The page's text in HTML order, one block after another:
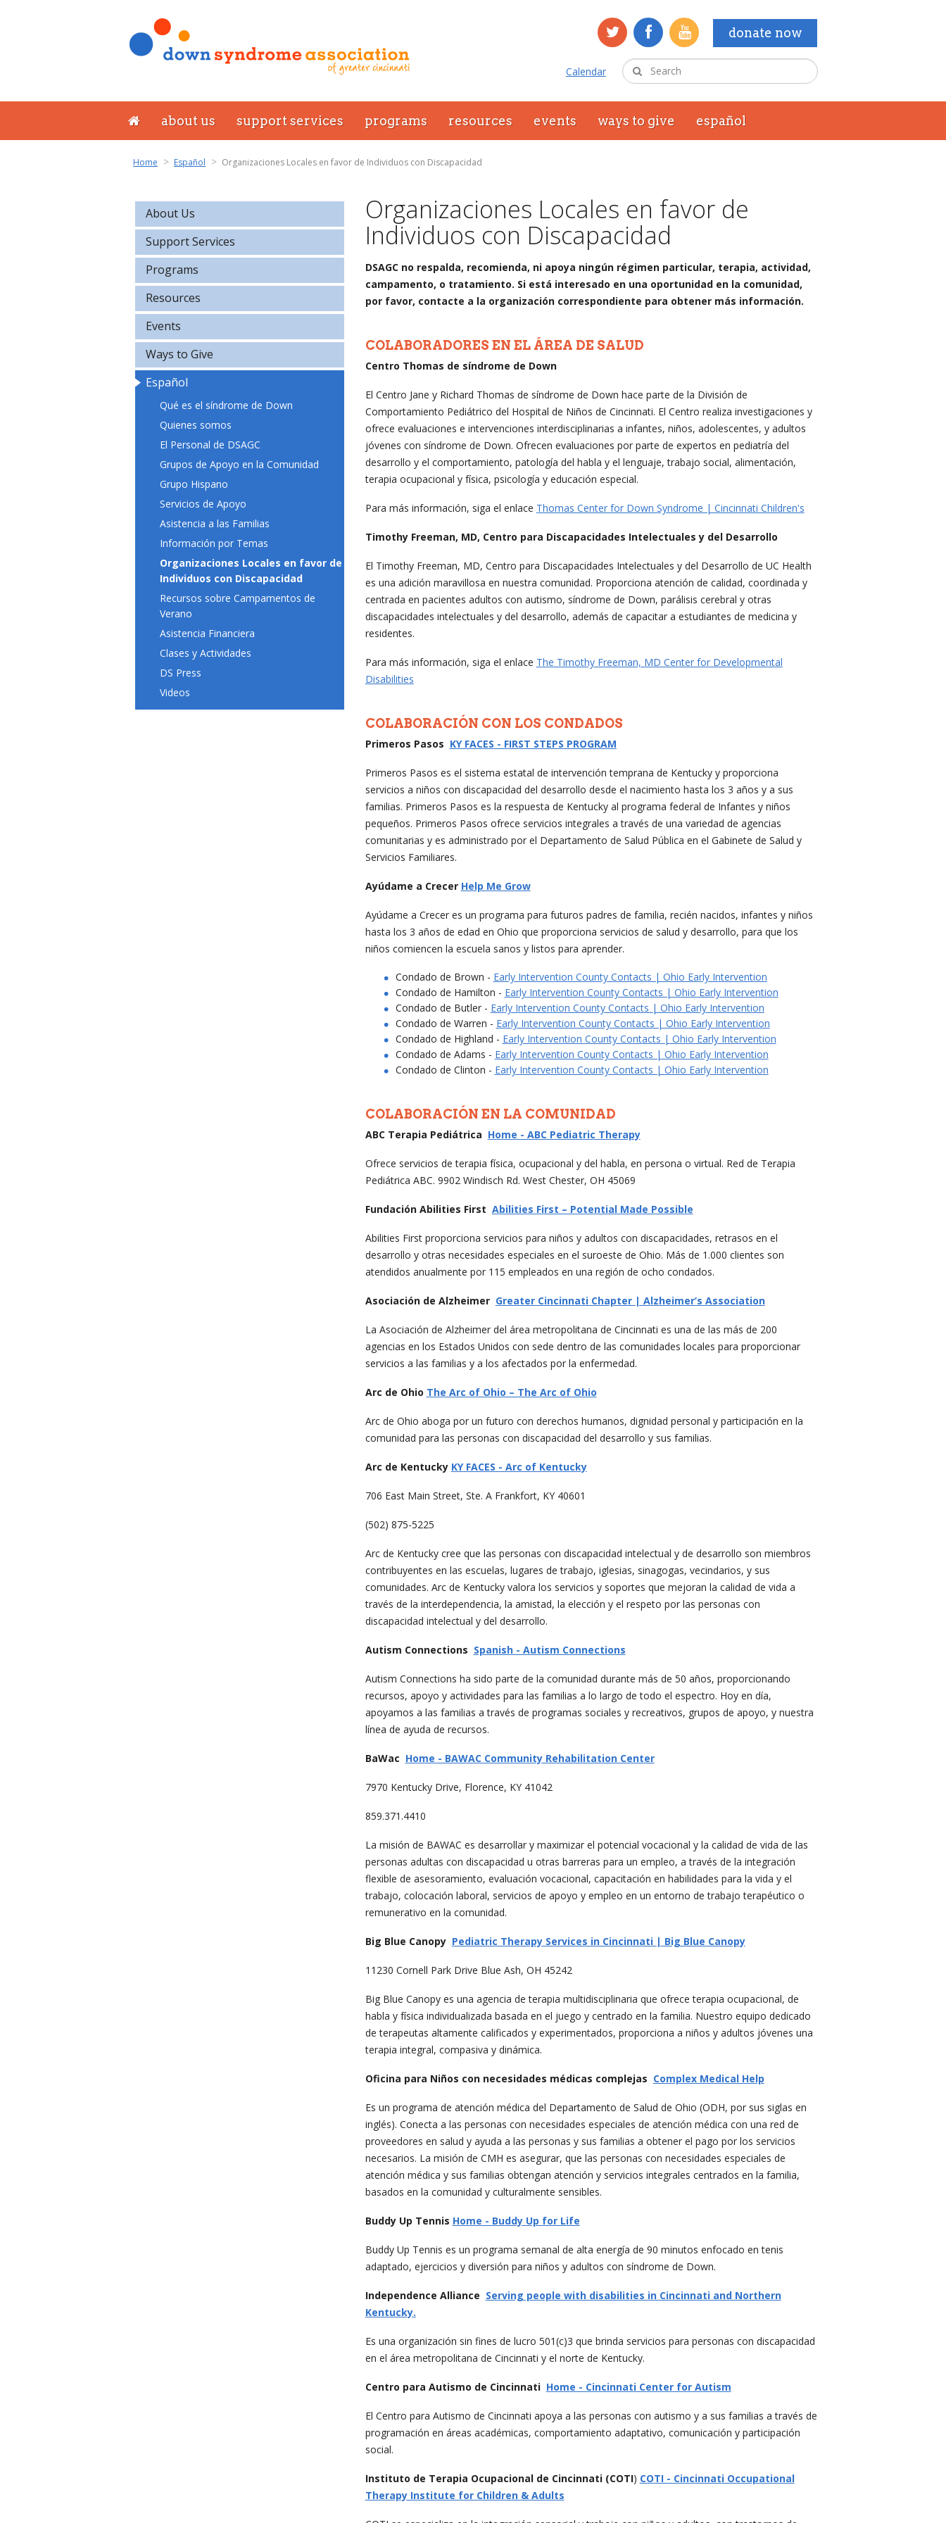
donate now
Calendar
about us support services programs resources events ways to give español
Home Español Organizaciones Locales en favor de Individuos con Discapacidad
Organizaciones Locales en favor de
Individuos con Discapacidad
DSAGC no respalda, recomienda, ni apoya ningún régimen particular, terapia, actividad,
campamento, o tratamiento. Si está interesado en una oportunidad en la comunidad,
por favor, contacte a la organización correspondiente para obtener más información.
COLABORADORES EN EL ÁREA DE SALUD
Centro Thomas de síndrome de Down
El Centro Jane y Richard Thomas de síndrome de Down hace parte de la División de
Comportamiento Pediátrico del Hospital de Niños de Cincinnati. El Centro realiza investigaciones y
ofrece evaluaciones e intervenciones interdisciplinarias a infantes, niños, adolescentes, y adultos
jóvenes con síndrome de Down. Ofrecen evaluaciones por parte de expertos en pediatría del
desarrollo y el comportamiento, patología del habla y el lenguaje, trabajo social, alimentación,
terapia ocupacional y física, psicología y educación especial.
Para más información, siga el enlace Thomas Center for Down Syndrome | Cincinnati Children's
Timothy Freeman, MD, Centro para Discapacidades Intelectuales y del Desarrollo
El Timothy Freeman, MD, Centro para Discapacidades Intelectuales y del Desarrollo de UC Health
es una adición maravillosa en nuestra comunidad. Proporciona atención de calidad, coordinada y
centrada en pacientes adultos con autismo, síndrome de Down, parálisis cerebral y otras
discapacidades intelectuales y del desarrollo, además de capacitar a estudiantes de medicina y
residentes.
Para más información, siga el enlace The Timothy Freeman, MD Center for Developmental
Disabilities
COLABORACIÓN CON LOS CONDADOS
Primeros Pasos KY FACES - FIRST STEPS PROGRAM
Primeros Pasos es el sistema estatal de intervención temprana de Kentucky y proporciona
servicios a niños con discapacidad del desarrollo desde el nacimiento hasta los 3 años y a sus
familias. Primeros Pasos es la respuesta de Kentucky al programa federal de Infantes y niños
pequeños. Primeros Pasos ofrece servicios integrales a través de una variedad de agencias
comunitarias y es administrado por el Departamento de Salud Pública en el Gabinete de Salud y
Servicios Familiares.
Ayúdame a Crecer Help Me Grow
Ayúdame a Crecer es un programa para futuros padres de familia, recién nacidos, infantes y niños
hasta los 3 años de edad en Ohio que proporciona servicios de salud y desarrollo, para que los
niños comiencen la escuela sanos y listos para aprender.
Condado de Brown - Early Intervention County Contacts | Ohio Early Intervention
Condado de Hamilton - Early Intervention County Contacts | Ohio Early Intervention
Condado de Butler - Early Intervention County Contacts | Ohio Early Intervention
Condado de Warren - Early Intervention County Contacts | Ohio Early Intervention
Condado de Highland - Early Intervention County Contacts | Ohio Early Intervention
Condado de Adams - Early Intervention County Contacts | Ohio Early Intervention
Condado de Clinton - Early Intervention County Contacts | Ohio Early Intervention
COLABORACIÓN EN LA COMUNIDAD
ABC Terapia Pediátrica Home - ABC Pediatric Therapy
Ofrece servicios de terapia física, ocupacional y del habla, en persona o virtual. Red de Terapia
Pediátrica ABC. 9902 Windisch Rd. West Chester, OH 45069
Fundación Abilities First Abilities First – Potential Made Possible
Abilities First proporciona servicios para niños y adultos con discapacidades, retrasos en el
desarrollo y otras necesidades especiales en el suroeste de Ohio. Más de 1.000 clientes son
atendidos anualmente por 115 empleados en una región de ocho condados.
Asociación de Alzheimer Greater Cincinnati Chapter | Alzheimer’s Association
La Asociación de Alzheimer del área metropolitana de Cincinnati es una de las más de 200
agencias en los Estados Unidos con sede dentro de las comunidades locales para proporcionar
servicios a las familias y a los afectados por la enfermedad.
Arc de Ohio The Arc of Ohio – The Arc of Ohio
Arc de Ohio aboga por un futuro con derechos humanos, dignidad personal y participación en la
comunidad para las personas con discapacidad del desarrollo y sus familias.
Arc de Kentucky KY FACES - Arc of Kentucky
706 East Main Street, Ste. A Frankfort, KY 40601
(502) 875-5225
Arc de Kentucky cree que las personas con discapacidad intelectual y de desarrollo son miembros
contribuyentes en las escuelas, lugares de trabajo, iglesias, sinagogas, vecindarios, y sus
comunidades. Arc de Kentucky valora los servicios y soportes que mejoran la calidad de vida a
través de la interdependencia, la amistad, la elección y el respeto por las personas con
discapacidad intelectual y del desarrollo.
Autism Connections Spanish - Autism Connections
Autism Connections ha sido parte de la comunidad durante más de 50 años, proporcionando
recursos, apoyo y actividades para las familias a lo largo de todo el espectro. Hoy en día,
apoyamos a las familias a través de programas sociales y recreativos, grupos de apoyo, y nuestra
línea de ayuda de recursos.
BaWac Home - BAWAC Community Rehabilitation Center
7970 Kentucky Drive, Florence, KY 41042
859.371.4410
La misión de BAWAC es desarrollar y maximizar el potencial vocacional y la calidad de vida de las
personas adultas con discapacidad u otras barreras para un empleo, a través de la integración
flexible de asesoramiento, evaluación vocacional, capacitación en habilidades para la vida y el
trabajo, colocación laboral, servicios de apoyo y empleo en un entorno de trabajo terapéutico o
remunerativo en la comunidad.
Big Blue Canopy Pediatric Therapy Services in Cincinnati | Big Blue Canopy
11230 Cornell Park Drive Blue Ash, OH 45242
Big Blue Canopy es una agencia de terapia multidisciplinaria que ofrece terapia ocupacional, de
habla y física individualizada basada en el juego y centrado en la familia. Nuestro equipo dedicado
de terapeutas altamente calificados y experimentados, proporciona a niños y adultos jóvenes una
terapia integral, compasiva y dinámica.
Oficina para Niños con necesidades médicas complejas Complex Medical Help
Es un programa de atención médica del Departamento de Salud de Ohio (ODH, por sus siglas en
inglés). Conecta a las personas con necesidades especiales de atención médica con una red de
proveedores en salud y ayuda a las personas y sus familias a obtener el pago por los servicios
necesarios. La misión de CMH es asegurar, que las personas con necesidades especiales de
atención médica y sus familias obtengan atención y servicios integrales centrados en la familia,
basados en la comunidad y culturalmente sensibles.
Buddy Up Tennis Home - Buddy Up for Life
Buddy Up Tennis es un programa semanal de alta energía de 90 minutos enfocado en tenis
adaptado, ejercicios y diversión para niños y adultos con síndrome de Down.
Independence Alliance Serving people with disabilities in Cincinnati and Northern
Kentucky.
Es una organización sin fines de lucro 501(c)3 que brinda servicios para personas con discapacidad
en el área metropolitana de Cincinnati y el norte de Kentucky.
Centro para Autismo de Cincinnati Home - Cincinnati Center for Autism
El Centro para Autismo de Cincinnati apoya a las personas con autismo y a sus familias a través de
programación en áreas académicas, comportamiento adaptativo, comunicación y participación
social.
Instituto de Terapia Ocupacional de Cincinnati (COTI) COTI - Cincinnati Occupational
Therapy Institute for Children & Adults
About Us
Support Services
Programs
Resources
Events
Ways to Give
Español
Qué es el síndrome de Down
Quienes somos
El Personal de DSAGC
Grupos de Apoyo en la Comunidad
Grupo Hispano
Servicios de Apoyo
Asistencia a las Familias
Información por Temas
Organizaciones Locales en favor de
Individuos con Discapacidad
Recursos sobre Campamentos de
Verano
Asistencia Financiera
Clases y Actividades
DS Press
Videos